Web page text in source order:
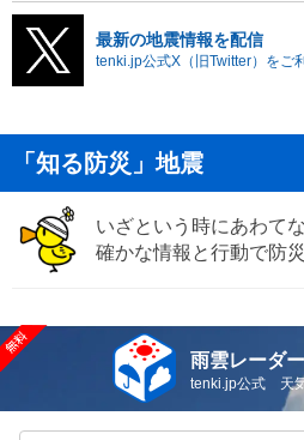
最新の地震情報を配信
tenki.jp公式X（旧Twitter）をご
「知る防災」地震
いざという時にあわて
確かな情報と行動で防
雨雲レーダ
tenki.jp公式 天